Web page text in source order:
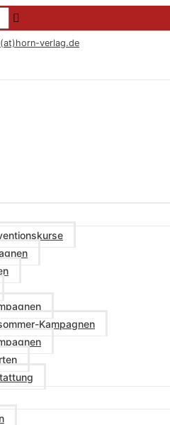
verlag.de
Kampagnen